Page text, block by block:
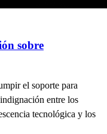
sobre
el soporte para
entre los
tecnológica y los